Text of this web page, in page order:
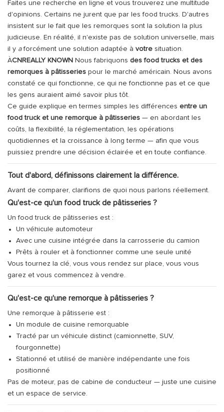
Faites une recherche en ligne et vous trouverez une multitude
d'opinions. Certains ne jurent que par les food trucks. D'autres
insistent sur le fait que les remorques sont la solution la plus
judicieuse. En réalité, il n'existe pas de solution universelle, mais
il y aforcément une solution adaptée à votre situation.
ÀCNREALLY KNOWN Nous fabriquons des food trucks et des
remorques à pâtisseries pour le marché américain. Nous avons
constaté ce qui fonctionne, ce qui ne fonctionne pas et ce que
les gens auraient aimé savoir plus tôt.
Ce guide explique en termes simples les différences entre un
food truck et une remorque à pâtisseries — en abordant les
coûts, la flexibilité, la réglementation, les opérations
quotidiennes et la croissance à long terme — afin que vous
puissiez prendre une décision éclairée et en toute confiance.
Tout d'abord, définissons clairement la différence.
Avant de comparer, clarifions de quoi nous parlons réellement.
Qu'est-ce qu'un food truck de pâtisseries ?
Un food truck de pâtisseries est :
Un véhicule automoteur
Avec une cuisine intégrée dans la carrosserie du camion
Prêts à rouler et à fonctionner comme une seule unité
Vous tournez la clé, vous vous rendez sur place, vous vous
garez et vous commencez à vendre.
Qu'est-ce qu'une remorque à pâtisseries ?
Une remorque à pâtisserie est :
Un module de cuisine remorquable
Tracté par un véhicule distinct (camionnette, SUV,
fourgonnette)
Stationné et utilisé de manière indépendante une fois
positionné
Pas de moteur, pas de cabine de conducteur — juste une cuisine
et un espace de service.